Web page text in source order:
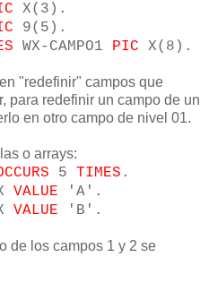
X(3).
9(5).
WX-CAMPO1 PIC X(8).
"redefinir" campos que
para redefinir un campo de un
en otro campo de nivel 01.
o arrays:
5 TIMES .
VALUE 'A'.
VALUE 'B'.
de los campos 1 y 2 se